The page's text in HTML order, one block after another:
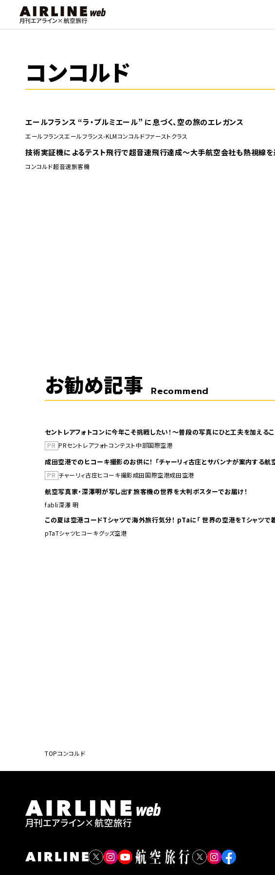
コンコルド
エールフランス “ラ・プルミエール” に息づく、空の旅のエレガンス
エールフランスエールフランス-KLMコンコルドファーストクラス
技術実証機によるテスト飛行で超音速飛行達成～大手航空会社も熱視線
コンコルド超音速旅客機
お勧め記事 Recommend
セントレアフォトコンに今年こそ挑戦したい！～普段の写真にひと工夫を加える
PR PRセントレアフォトコンテスト中部国際空港
成田空港でのヒコーキ撮影のお供に！ 「チャーリィ古庄とサバンナが案内する
PR チャーリィ古庄ヒコーキ撮影成田国際空港成田空港
航空写真家・深澤明が写し出す旅客機の世界を大判ポスターでお届け！
fabli深澤 明
この夏は空港コードTシャツで海外旅行気分！ pTaに「 世
pTaTシャツヒコーキグッズ空港
TOPコンコルド